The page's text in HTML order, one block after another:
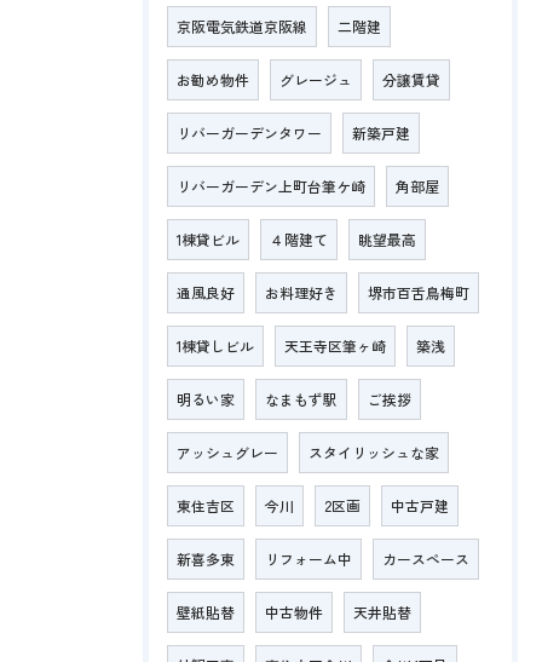
京阪電気鉄道京阪線 二階建
お勧め物件 グレージュ 分譲賃貸
リバーガーデンタワー 新築戸建
リバーガーデン上町台筆ケ崎 角部屋
1棟貸ビル ４階建て 眺望最高
通風良好 お料理好き 堺市百舌鳥梅町
1棟貸しビル 天王寺区筆ヶ崎 築浅
明るい家 なまもず駅 ご挨拶
アッシュグレー スタイリッシュな家
東住吉区 今川 2区画 中古戸建
新喜多東 リフォーム中 カースペース
壁紙貼替 中古物件 天井貼替